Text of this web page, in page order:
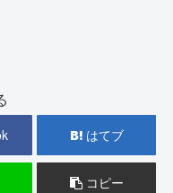
はてブ
コピー